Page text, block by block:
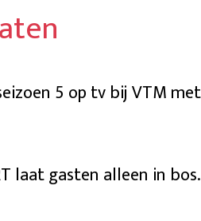
5 op tv bij VTM met
laat gasten alleen in